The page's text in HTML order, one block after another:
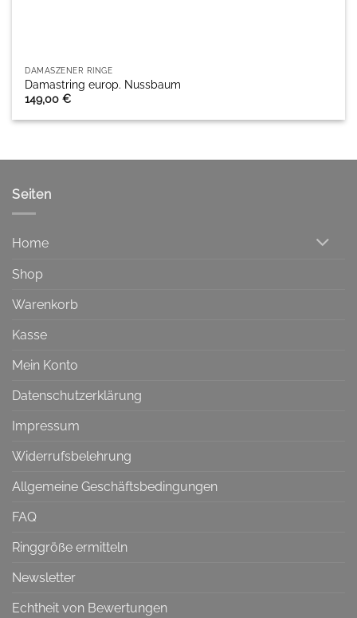
DAMASZENER RINGE
Damastring europ. Nussbaum
149,00€
Seiten
Home
Shop
Warenkorb
Kasse
Mein Konto
Datenschutzerklärung
Impressum
Widerrufsbelehrung
Allgemeine Geschäftsbedingungen
FAQ
Ringgröße ermitteln
Newsletter
Echtheit von Bewertungen